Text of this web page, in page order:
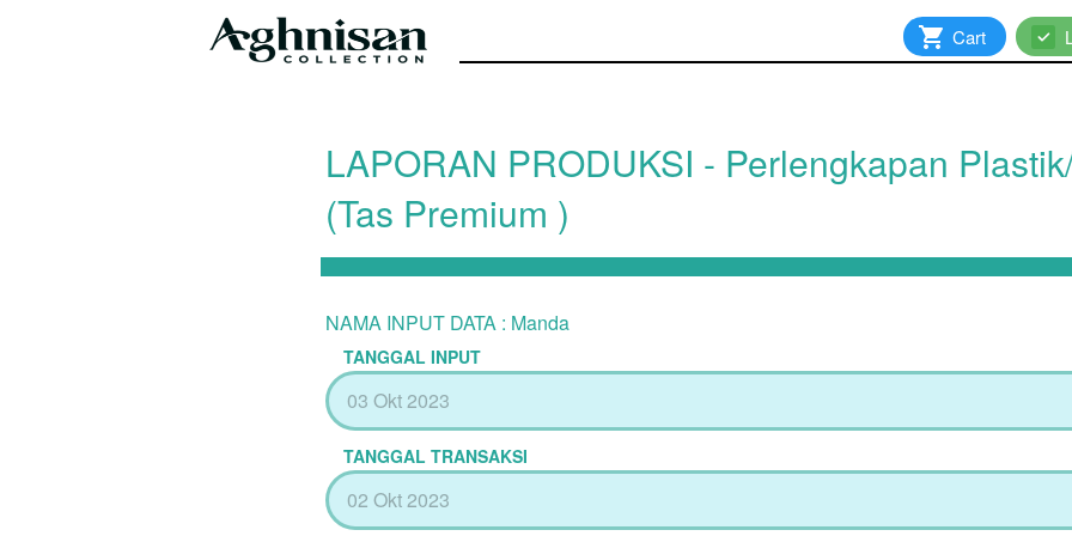
` Cart `
LAPORAN PRODUKSI - Perlengkapan
(Tas Premium )
NAMA INPUT DATA : Manda
TANGGAL INPUT
TANGGAL TRANSAKSI